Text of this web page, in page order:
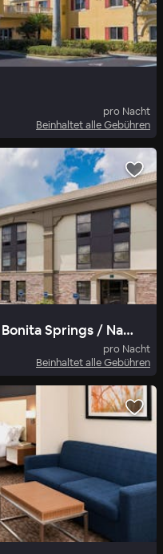
pro Nacht
Beinhaltet alle Gebühren
DUPE Hampton Inn By Hilton Bonita Springs / Naples - North
pro Nacht
Beinhaltet alle Gebühren